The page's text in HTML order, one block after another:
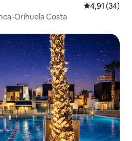
Prosječna
4,91 (34)
Orihuela Costa